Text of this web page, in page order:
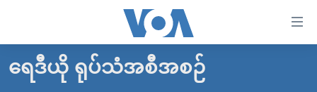
လွယ်ကူ
မူလစာမျက်နှာ
ရေဒီယို ရုပ်သံအစီအစဉ်